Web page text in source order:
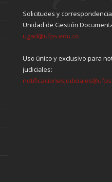
Solicitudes y correspondencia
Unidad de Gestión
ugad@ufps.edu.co
Uso único y exclusivo para
judiciales: